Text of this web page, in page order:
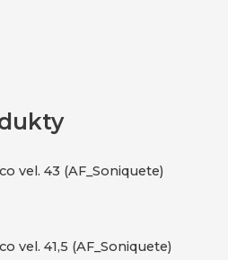
vel. 43 (AF_Soniquete)
vel. 41,5 (AF_Soniquete)